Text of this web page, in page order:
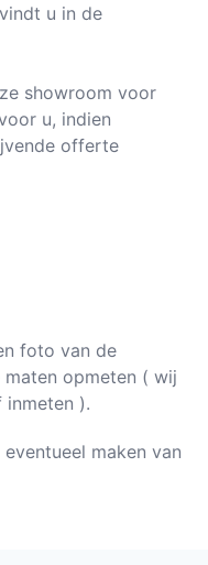
u in de
showroom voor
u, indien
offerte
foto van de
opmeten ( wij
).
maken van